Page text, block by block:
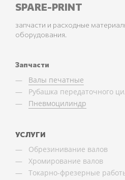
SPARE-PRINT
запчасти и расходные
оборудования.
Запчасти
Валы печатные
Рубашка передаточного
Пневмоцилиндр
УСЛУГИ
Обрезинивание валов
Хромирование валов
Токарно-фрезерные